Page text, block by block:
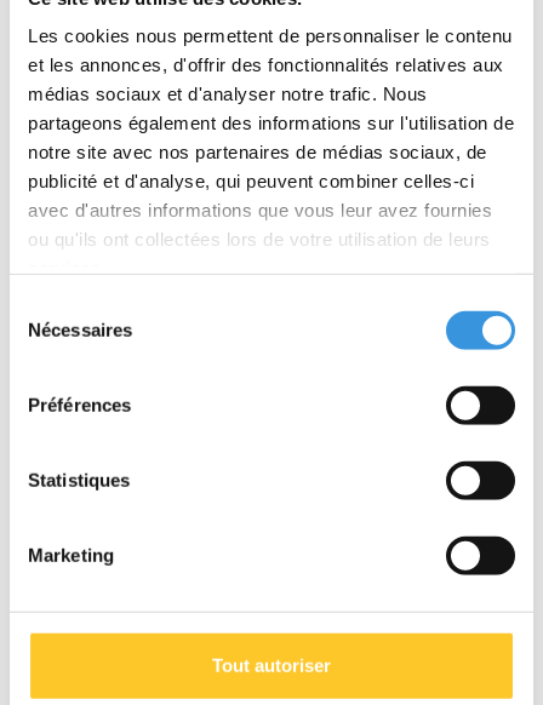
Les cookies nous permettent de personnaliser le contenu
et les annonces, d'offrir des fonctionnalités relatives aux
médias sociaux et d'analyser notre trafic. Nous
partageons également des informations sur l'utilisation de
notre site avec nos partenaires de médias sociaux, de
publicité et d'analyse, qui peuvent combiner celles-ci
avec d'autres informations que vous leur avez fournies
ou qu'ils ont collectées lors de votre utilisation de leurs
Nécessaires
Préférences
Statistiques
Marketing
Tout autoriser
Plus d'informations
trottinette LED Deluxe
Plus d'informations